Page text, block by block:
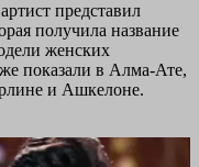
представил
получила название
женских
показали в Алма-Ате,
и Ашкелоне.